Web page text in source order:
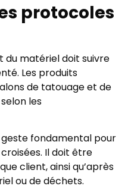
protocoles
du matériel doit suivre
Les produits
de tatouage et de
les
geste fondamental pour
Il doit être
client, ainsi qu’après
ou de déchets.